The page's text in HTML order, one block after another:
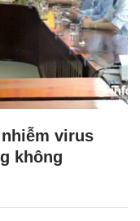
virus
không